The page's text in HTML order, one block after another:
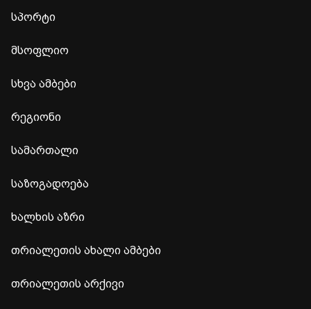
სპორტი
მსოფლიო
სხვა ამბები
რეგიონი
სამართალი
საზოგადოება
ხალხის აზრი
თრიალეთის ახალი ამბები
თრიალეთის არქივი